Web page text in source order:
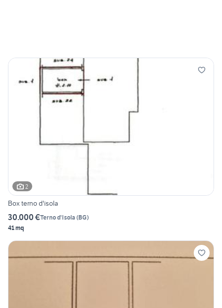
2
Box terno d'isola
30.000 €Terno d'Isola (BG)
41 mq